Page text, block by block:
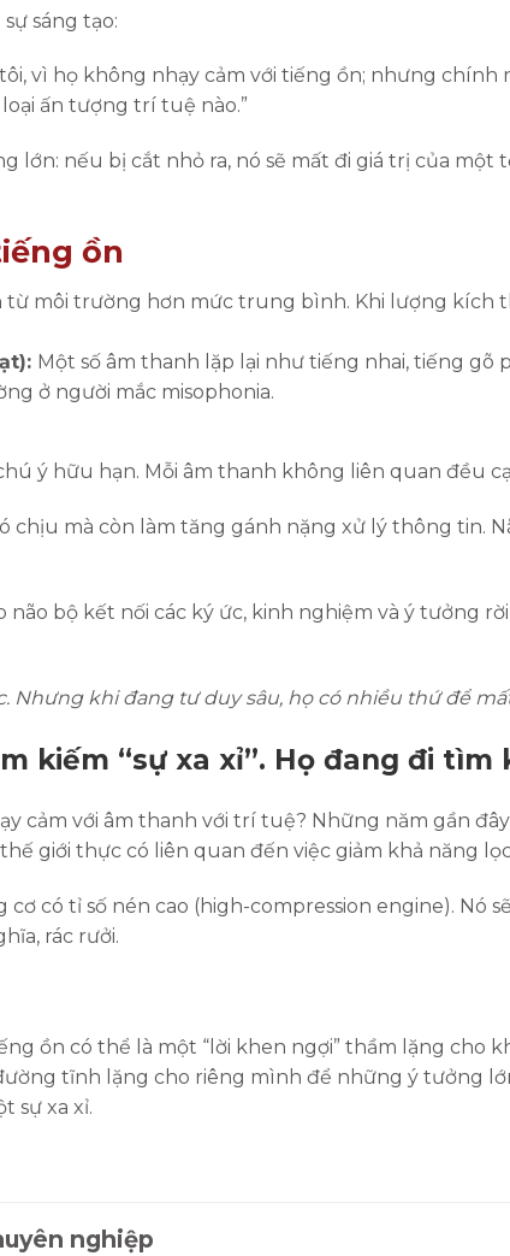
sáng tạo:
vì họ không nhạy cảm với tiếng ồn; nhưng
ấn tượng trí tuệ nào.”
lớn: nếu bị cắt nhỏ ra, nó sẽ mất đi giá trị của một
ồn
môi trường hơn mức trung bình. Khi lượng kích
Một số âm thanh lặp lại như tiếng nhai, tiếng
ở người mắc misophonia.
ý hữu hạn. Mỗi âm thanh không liên quan đều
chịu mà còn làm tăng gánh nặng xử lý thông tin.
bộ kết nối các ký ức, kinh nghiệm và ý tưởng
khi đang tư duy sâu, họ có nhiều thứ để
kiếm “sự xa xỉ”. Họ đang đi tìm
cảm với âm thanh với trí tuệ? Những năm gần
giới thực có liên quan đến việc giảm khả năng
có tỉ số nén cao (high-compression engine). Nó
rác rưởi.
ồn có thể là một “lời khen ngợi” thầm lặng cho
tĩnh lặng cho riêng mình để những ý tưởng
sự xa xỉ.
nghiệp